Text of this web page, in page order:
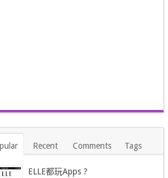
Recent Comments Tags
ELLE都玩Apps ?